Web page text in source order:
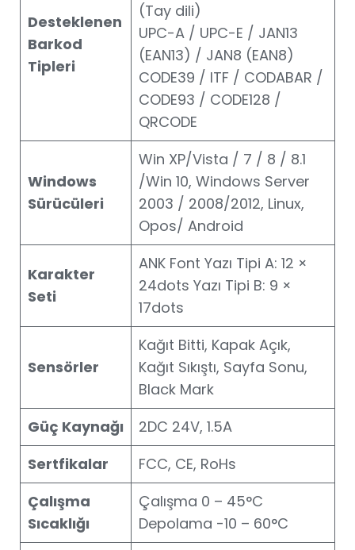
Desteklenen
Barkod
Tipleri
(Tay dili)
UPC-A / UPC-E / JAN13
(EAN13) / JAN8 (EAN8)
CODE39 / ITF / CODABAR /
CODE93 / CODE128 /
QRCODE
Windows
Sürücüleri
Win XP/Vista / 7 / 8 / 8.1
/Win 10, Windows Server
2003 / 2008/2012, Linux,
Opos/ Android
Karakter
Seti
ANK Font Yazı Tipi A: 12 ×
24dots Yazı Tipi B: 9 ×
17dots
Sensörler
Kağıt Bitti, Kapak Açık,
Kağıt Sıkıştı, Sayfa Sonu,
Black Mark
Güç Kaynağı
2DC 24V, 1.5A
Sertfikalar
FCC, CE, RoHs
Çalışma
Sıcaklığı
Çalışma 0 – 45°C
Depolama -10 – 60°C